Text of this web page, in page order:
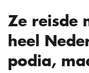
Ze reisde
heel
podia,